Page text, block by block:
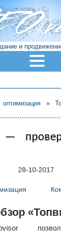
и
»
—
28-10-2017